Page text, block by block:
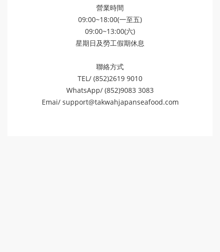
營業時間
09:00~18:00(一至五)
09:00~13:00(六)
星期日及勞工假期休息
聯絡方式
TEL/ (852)2619 9010
WhatsApp/ (852)9083 3083
Emai/ support@takwahjapanseafood.com